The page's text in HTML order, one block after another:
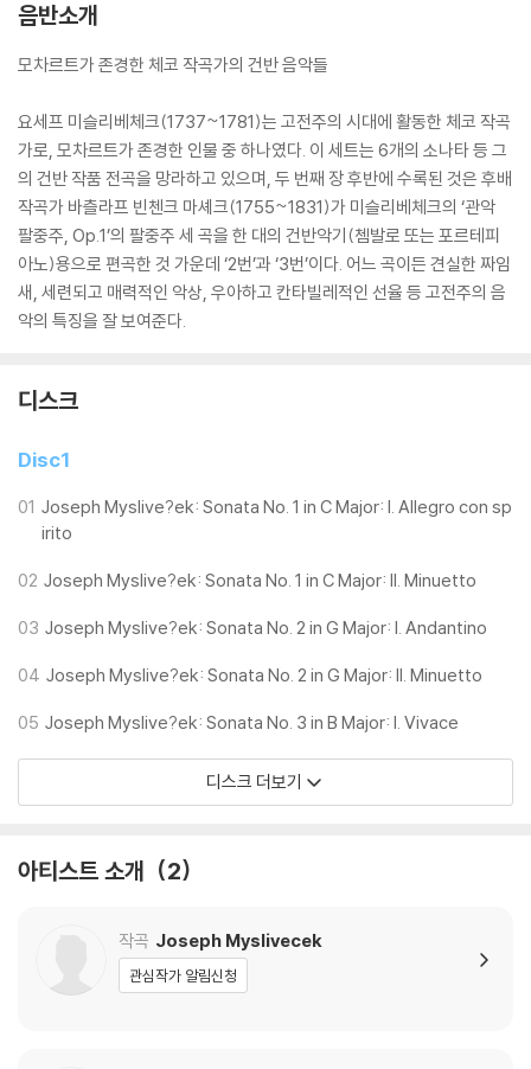
음반소개
모차르트가 존경한 체코 작곡가의 건반 음악들
요세프 미슬리베체크(1737~1781)는 고전주의 시대에 활동한 체코 작곡
가로, 모차르트가 존경한 인물 중 하나였다. 이 세트는 6개의 소나타 등 그
의 건반 작품 전곡을 망라하고 있으며, 두 번째 장 후반에 수록된 것은 후배
작곡가 바츨라프 빈첸크 마셰크(1755~1831)가 미슬리베체크의 ‘관악
팔중주, Op.1’의 팔중주 세 곡을 한 대의 건반악기(쳄발로 또는 포르테피
아노)용으로 편곡한 것 가운데 ‘2번’과 ‘3번’이다. 어느 곡이든 견실한 짜임
새, 세련되고 매력적인 악상, 우아하고 칸타빌레적인 선율 등 고전주의 음
악의 특징을 잘 보여준다.
디스크
Disc1
01 Joseph Myslive?ek: Sonata No. 1 in C Major: I. Allegro con sp
irito
02 Joseph Myslive?ek: Sonata No. 1 in C Major: II. Minuetto
03 Joseph Myslive?ek: Sonata No. 2 in G Major: I. Andantino
04 Joseph Myslive?ek: Sonata No. 2 in G Major: II. Minuetto
05 Joseph Myslive?ek: Sonata No. 3 in B Major: I. Vivace
디스크 더보기
아티스트 소개 2
작곡 Joseph Myslivecek
관심작가 알림신청